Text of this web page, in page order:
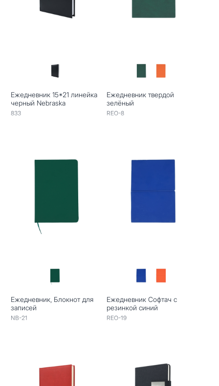
Ежедневник 15*21 линейка
черный Nebraska
833
Ежедневник твердой
зелёный
REO-8
Ежедневник, Блокнот для
записей
NB-21
Ежедневник Софтач с
резинкой синий
REO-19